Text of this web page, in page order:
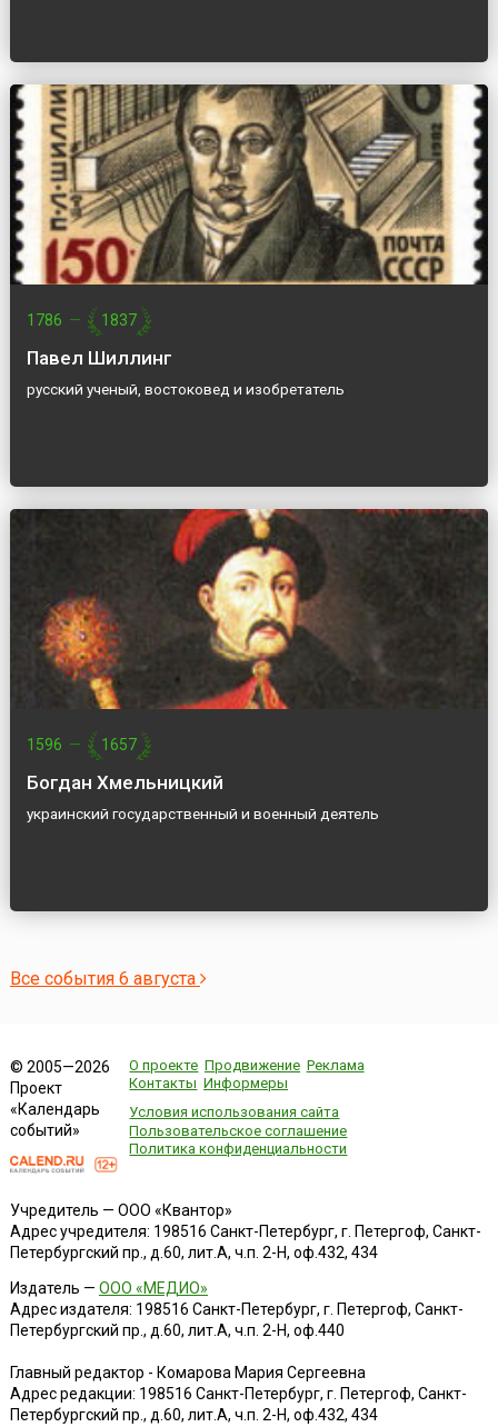
1786 — 1837
Павел Шиллинг
русский ученый, востоковед и изобретатель
1596 — 1657
Богдан Хмельницкий
украинский государственный и военный деятель
Все события 6 августа
© 2005—2026
Проект
«Календарь
событий»
О проекте Продвижение Реклама
Контакты Информеры
Условия использования сайта
Пользовательское соглашение
Политика конфиденциальности
Учредитель — ООО «Квантор»
Адрес учредителя: 198516 Санкт-Петербург, г. Петергоф, Санкт-
Петербургский пр., д.60, лит.А, ч.п. 2-Н, оф.432, 434
Издатель — ООО «МЕДИО»
Адрес издателя: 198516 Санкт-Петербург, г. Петергоф, Санкт-
Петербургский пр., д.60, лит.А, ч.п. 2-Н, оф.440
Главный редактор - Комарова Мария Сергеевна
Адрес редакции: 198516 Санкт-Петербург, г. Петергоф, Санкт-
Петербургский пр., д.60, лит.А, ч.п. 2-Н, оф.432, 434